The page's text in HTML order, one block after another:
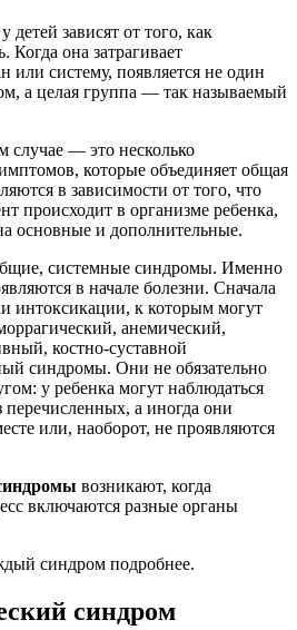
зависят от того, как
Когда она затрагивает
или систему, появляется не один
а целая группа — так называемый
— это несколько
которые объединяет общая
в зависимости от того, что
происходит в организме ребенка,
основные и дополнительные.
системные синдромы. Именно
в начале болезни. Сначала
интоксикации, к которым могут
анемический,
костно-суставной
синдромы. Они не обязательно
у ребенка могут наблюдаться
а иногда они
или, наоборот, не проявляются
возникают, когда
включаются разные органы
синдром подробнее.
синдром